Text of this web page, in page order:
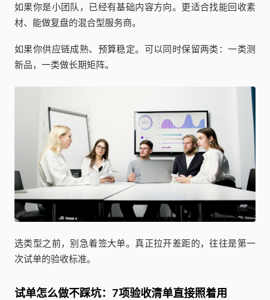
如果你是小团队，已经有基础内容方向。更适合找能回收素
材、能做复盘的混合型服务商。
如果你供应链成熟、预算稳定。可以同时保留两类：一类测
新品，一类做长期矩阵。
选类型之前，别急着签大单。真正拉开差距的，往往是第一
次试单的验收标准。
试单怎么做不踩坑：7项验收清单直接照着用